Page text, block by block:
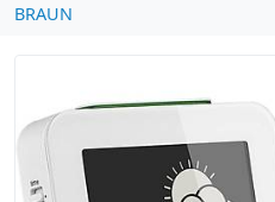
BRAUN